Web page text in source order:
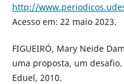
http://
Acesso em: 22 maio 2023.
FIGUEIRÓ, Mary Neide
uma proposta, um
Eduel, 2010.